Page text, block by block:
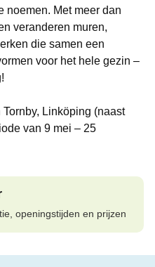
noemen. Met meer dan
veranderen muren,
die samen een
voor het hele gezin –
Linköping (naast
van 9 mei – 25
openingstijden en prijzen